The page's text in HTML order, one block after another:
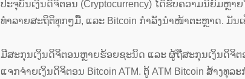
ປະຈຸບັນເງິນດິຈິຕອນ (Cryptocurrency) ໄດ້ຮັບຄວາມນິຍົມຫຼ
ທຳລາຍສະຖິຕິທຸກໆມື້, ແລະ Bitcoin ກຳລັງນຳໜ້າຕະຫຼາດ. ມັ
ມີສະກຸນເງິນດິຈິຕອນຫຼາຍຮ້ອຍຊະນິດ ແລະ ຜູ້ຖືສະກຸນເງິນດິຈິ
ແຈກຈ່າຍເງິນດິຈິຕອນ Bitcoin ATM. ຕູ້ ATM Bitcoin ສ້າງທຸ